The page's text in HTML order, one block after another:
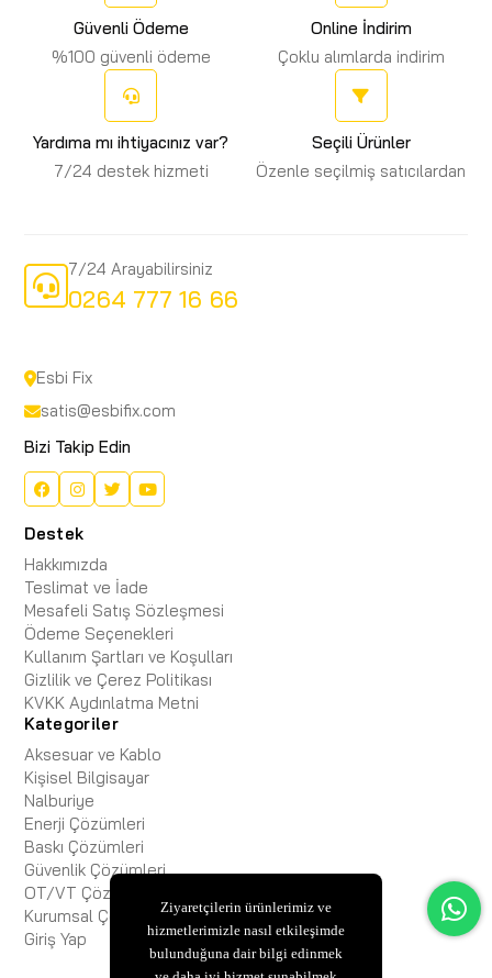
Güvenli Ödeme
%100 güvenli ödeme
Online İndirim
Çoklu alımlarda indirim
Yardıma mı ihtiyacınız var?
7/24 destek hizmeti
Seçili Ürünler
Özenle seçilmiş satıcılardan
7/24 Arayabilirsiniz
0264 777 16 66
Esbi Fix
satis@esbifix.com
Bizi Takip Edin
Destek
Hakkımızda
Teslimat ve İade
Mesafeli Satış Sözleşmesi
Ödeme Seçenekleri
Kullanım Şartları ve Koşulları
Gizlilik ve Çerez Politikası
KVKK Aydınlatma Metni
Kategoriler
Aksesuar ve Kablo
Kişisel Bilgisayar
Nalburiye
Enerji Çözümleri
Baskı Çözümleri
Güvenlik Çözümleri
OT/VT Çözümleri
Kurumsal Çözümler
Giriş Yap
Ziyaretçilerin ürünlerimiz ve
hizmetlerimizle nasıl etkileşimde
bulunduğuna dair bilgi edinmek